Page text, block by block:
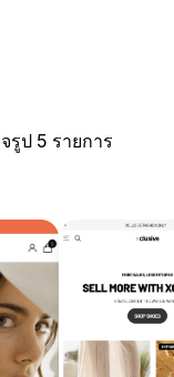
รูป 5 รายการ